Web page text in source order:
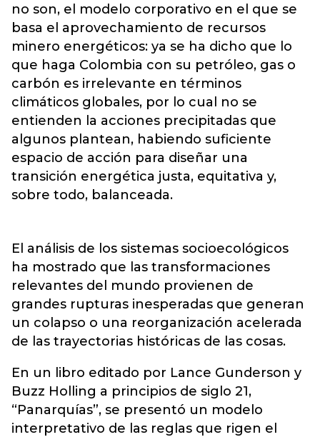
no son, el modelo corporativo en el que se
basa el aprovechamiento de recursos
minero energéticos: ya se ha dicho que lo
que haga Colombia con su petróleo, gas o
carbón es irrelevante en términos
climáticos globales, por lo cual no se
entienden la acciones precipitadas que
algunos plantean, habiendo suficiente
espacio de acción para diseñar una
transición energética justa, equitativa y,
sobre todo, balanceada.
El análisis de los sistemas socioecológicos
ha mostrado que las transformaciones
relevantes del mundo provienen de
grandes rupturas inesperadas que generan
un colapso o una reorganización acelerada
de las trayectorias históricas de las cosas.
En un libro editado por Lance Gunderson y
Buzz Holling a principios de siglo 21,
“Panarquías”, se presentó un modelo
interpretativo de las reglas que rigen el